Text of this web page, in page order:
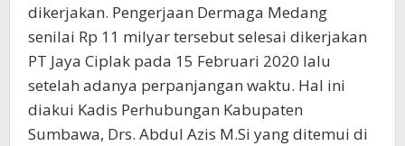
dikerjakan. Pengerjaan Dermaga Medang
senilai Rp 11 milyar tersebut selesai dikerjakan
PT Jaya Ciplak pada 15 Februari 2020 lalu
setelah adanya perpanjangan waktu. Hal ini
diakui Kadis Perhubungan Kabupaten
Sumbawa, Drs. Abdul Azis M.Si yang ditemui di